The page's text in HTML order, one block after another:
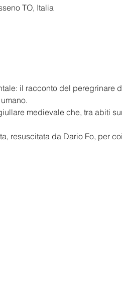
TO, Italia
il racconto del peregrinare
medievale che, tra abiti
resuscitata da Dario Fo, per